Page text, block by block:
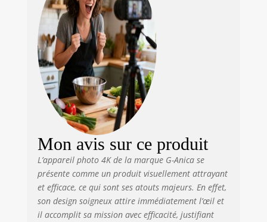
Mon avis sur ce produit
L’appareil photo 4K de la marque G-Anica se
présente comme un produit visuellement attrayant
et efficace, ce qui sont ses atouts majeurs. En effet,
son design soigneux attire immédiatement l’œil et
il accomplit sa mission avec efficacité, justifiant